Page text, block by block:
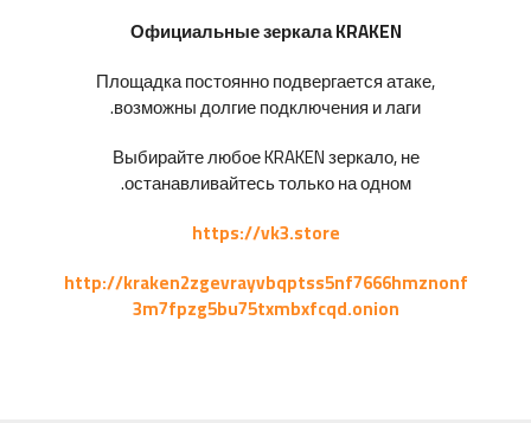
Официальные зеркала KRAKEN
Площадка постоянно подвергается атаке,
возможны долгие подключения и лаги.
Выбирайте любое KRAKEN зеркало, не
останавливайтесь только на одном.
https://vk3.store
http://kraken2zgevrayvbqptss5nf7666hmznonf
3m7fpzg5bu75txmbxfcqd.onion